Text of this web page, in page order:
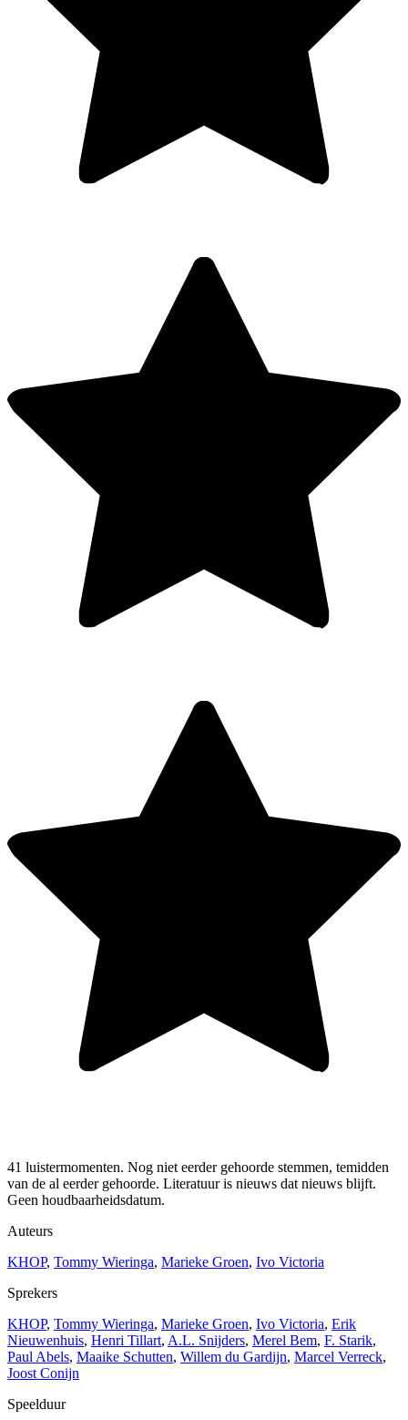
41 luistermomenten. Nog niet eerder gehoorde stemmen, temidden
van de al eerder gehoorde. Literatuur is nieuws dat nieuws blijft.
Geen houdbaarheidsdatum.
Auteurs
KHOP, Tommy Wieringa, Marieke Groen, Ivo Victoria
Sprekers
KHOP, Tommy Wieringa, Marieke Groen, Ivo Victoria, Erik
Nieuwenhuis, Henri Tillart, A.L. Snijders, Merel Bem, F. Starik,
Paul Abels, Maaike Schutten, Willem du Gardijn, Marcel Verreck,
Joost Conijn
Speelduur